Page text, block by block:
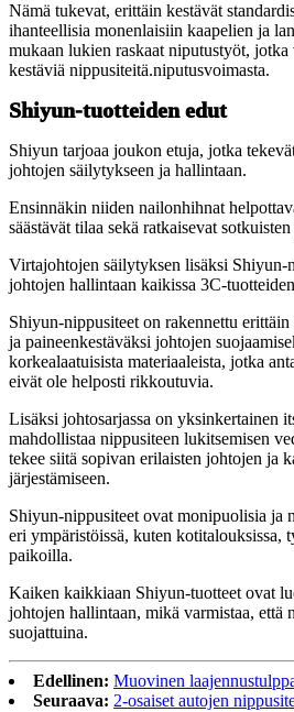
Nämä tukevat, erittäin kestävät
ihanteellisia monenlaisiin kaapelien ja
mukaan lukien raskaat niputustyöt,
kestäviä nippusiteitä.niputusvoimasta.
Shiyun-tuotteiden edut
Shiyun tarjoaa joukon etuja, jotka
johtojen säilytykseen ja hallintaan.
Ensinnäkin niiden nailonhihnat
säästävät tilaa sekä ratkaisevat
Virtajohtojen säilytyksen lisäksi Shiyun-
johtojen hallintaan kaikissa 3C-
Shiyun-nippusiteet on rakennettu
ja paineenkestäväksi johtojen
korkealaatuisista materiaaleista, jotka
eivät ole helposti rikkoutuvia.
Lisäksi johtosarjassa on yksinkertainen
mahdollistaa nippusiteen lukitsemisen
tekee siitä sopivan erilaisten johtojen ja
järjestämiseen.
Shiyun-nippusiteet ovat monipuolisia ja
eri ympäristöissä, kuten
paikoilla.
Kaiken kaikkiaan Shiyun-tuotteet ovat
johtojen hallintaan, mikä varmistaa, että
suojattuina.
Edellinen: Muovinen
Seuraava: 2-osaiset autojen